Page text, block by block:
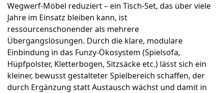
Wegwerf‑Möbel reduziert – ein Tisch‑Set, das über viele
Jahre im Einsatz bleiben kann, ist
ressourcenschonender als mehrere
Übergangslösungen. Durch die klare, modulare
Einbindung in das Funzy-Ökosystem (Spielsofa,
Hüpfpolster, Kletterbogen, Sitzsäcke etc.) lässt sich ein
kleiner, bewusst gestalteter Spielbereich schaffen, der
durch Ergänzung statt Austausch wächst und damit in